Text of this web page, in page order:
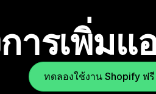
ารเพิ่มแ
ทดลองใช้งาน Shopify ฟ